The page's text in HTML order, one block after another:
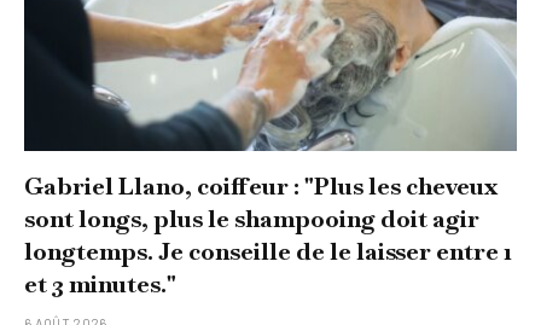
Gabriel Llano, coiffeur : "Plus les cheveux
sont longs, plus le shampooing doit agir
longtemps. Je conseille de le laisser entre 1
et 3 minutes."